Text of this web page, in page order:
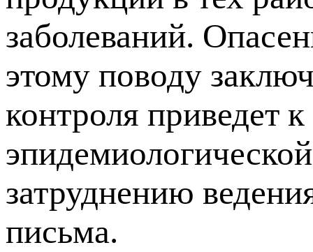
заболеваний.
этому поводу
контроля приведет
затруднению
письма.